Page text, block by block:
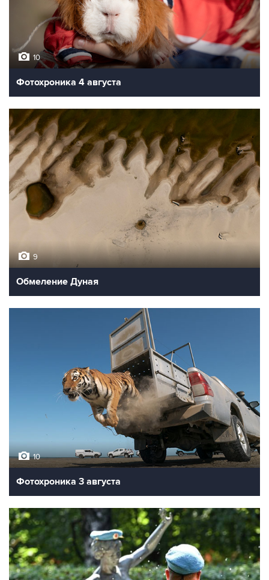
10
Фотохроника 4 августа
9
Обмеление Дуная
10
Фотохроника 3 августа